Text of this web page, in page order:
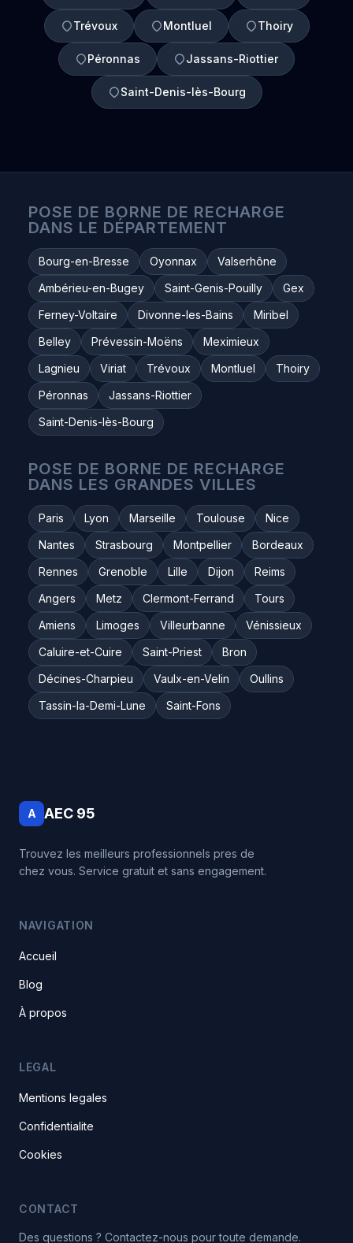
Trévoux Montluel Thoiry
Péronnas Jassans-Riottier
Saint-Denis-lès-Bourg
POSE DE BORNE DE RECHARGE
DANS LE DÉPARTEMENT
Bourg-en-Bresse Oyonnax
Valserhône
Ambérieu-en-Bugey
Saint-Genis-Pouilly
Gex
Ferney-Voltaire
Divonne-les-Bains
Miribel
Belley
Prévessin-Moëns
Meximieux
Lagnieu
Viriat Trévoux Montluel
Thoiry
Péronnas
Jassans-Riottier
Saint-Denis-lès-Bourg
POSE DE BORNE DE RECHARGE
DANS LES GRANDES VILLES
Paris Lyon Marseille Toulouse
Nice
Nantes
Strasbourg Montpellier
Bordeaux
Rennes
Grenoble Lille Dijon
Reims
Angers
Metz Clermont-Ferrand
Tours
Amiens
Limoges Villeurbanne
Vénissieux
Caluire-et-Cuire
Saint-Priest
Bron
Décines-Charpieu
Vaulx-en-Velin
Oullins
Tassin-la-Demi-Lune
Saint-Fons
A AEC 95
Trouvez les meilleurs professionnels pres de
chez vous. Service gratuit et sans engagement.
NAVIGATION
Accueil
Blog
À propos
LEGAL
Mentions legales
Confidentialite
Cookies
CONTACT
Des questions ? Contactez-nous pour toute demande.